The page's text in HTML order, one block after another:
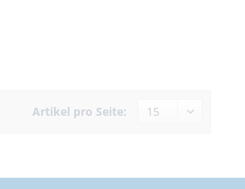
Artikel pro Seite: